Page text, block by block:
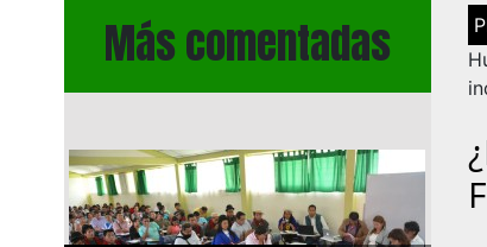
Más comentadas